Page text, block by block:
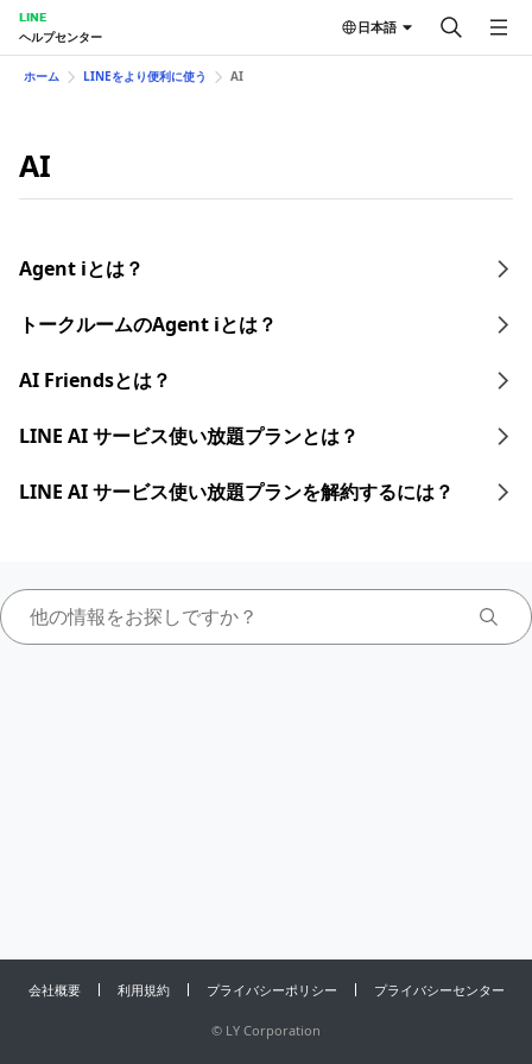
LINE
ヘルプセンター
日本語
ホーム LINEをより便利に使う AI
AI
Agent iとは？
トークルームのAgent iとは？
AI Friendsとは？
LINE AI サービス使い放題プランとは？​
LINE AI サービス使い放題プランを​解約するには？​
会社概要 利用規約 プライバシーポリシー プライバシーセンター
© LY Corporation